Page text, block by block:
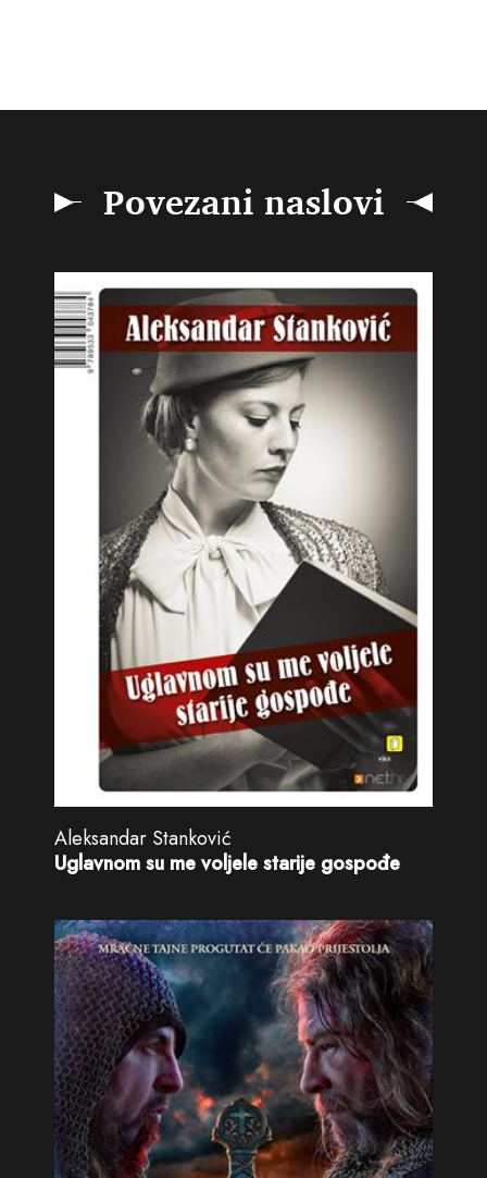
Povezani naslovi
Aleksandar Stanković
Uglavnom su me voljele starije gospođe